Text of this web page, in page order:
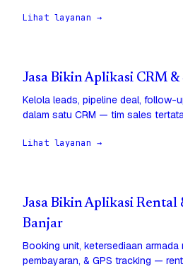
Lihat layanan →
Jasa Bikin Aplikasi CRM
Kelola leads, pipeline deal, follow-
dalam satu CRM — tim sales
Lihat layanan →
Jasa Bikin Aplikasi Rental
Banjar
Booking unit, ketersediaan armada
pembayaran, & GPS tracking —